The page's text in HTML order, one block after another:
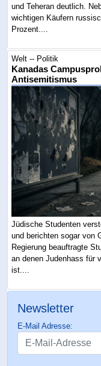
und Teheran deutlich.
wichtigen Käufern
Prozent....
Welt -- Politik
Kanadas
Antisemitismus
Jüdische Studenten
und berichten sogar von
Regierung beauftragte
an denen Judenhass für
ist....
Newsletter
E-Mail Adresse: